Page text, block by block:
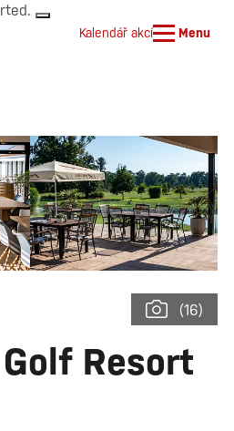
Kalendář akcí Menu
(16)
Resort